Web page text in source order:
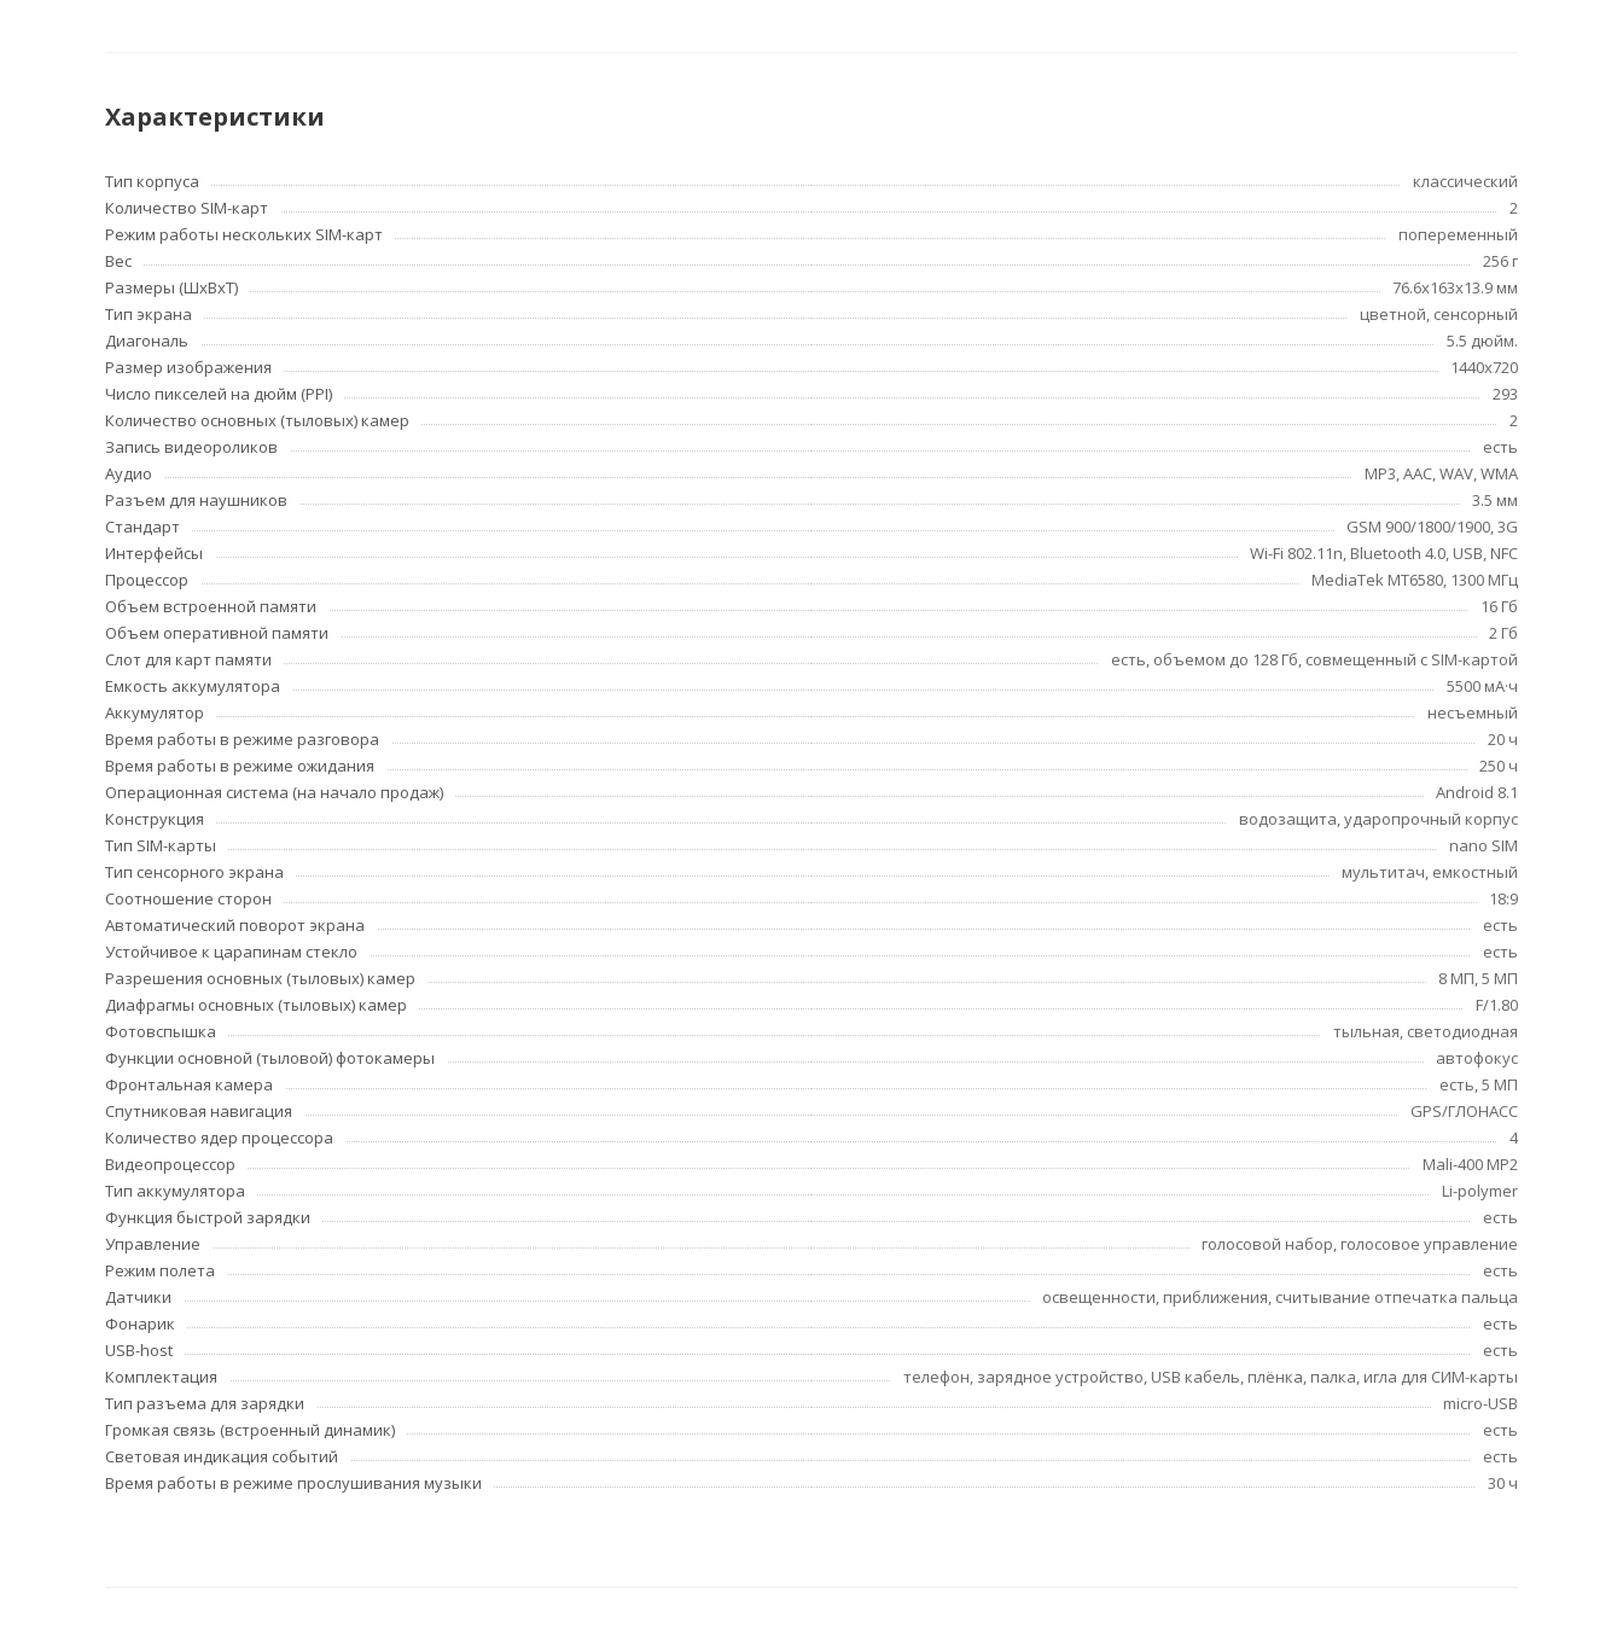
Характеристики
Тип корпуса
классический
Количество SIM-карт
2
Режим работы нескольких SIM-карт
попеременный
Вес
256 г
Размеры (ШxВxТ)
76.6x163x13.9 мм
Тип экрана
цветной, сенсорный
Диагональ
5.5 дюйм.
Размер изображения
1440x720
Число пикселей на дюйм (PPI)
293
Количество основных (тыловых) камер
2
Запись видеороликов
есть
Аудио
MP3, AAC, WAV, WMA
Разъем для наушников
3.5 мм
Стандарт
GSM 900/1800/1900, 3G
Интерфейсы
Wi-Fi 802.11n, Bluetooth 4.0, USB, NFC
Процессор
MediaTek MT6580, 1300 МГц
Объем встроенной памяти
16 Гб
Объем оперативной памяти
2 Гб
Слот для карт памяти
есть, объемом до 128 Гб, совмещенный с SIM-картой
Емкость аккумулятора
5500 мА·ч
Аккумулятор
несъемный
Время работы в режиме разговора
20 ч
Время работы в режиме ожидания
250 ч
Операционная система (на начало продаж)
Android 8.1
Конструкция
водозащита, ударопрочный корпус
Тип SIM-карты
nano SIM
Тип сенсорного экрана
мультитач, емкостный
Соотношение сторон
18:9
Автоматический поворот экрана
есть
Устойчивое к царапинам стекло
есть
Разрешения основных (тыловых) камер
8 МП, 5 МП
Диафрагмы основных (тыловых) камер
F/1.80
Фотовспышка
тыльная, светодиодная
Функции основной (тыловой) фотокамеры
автофокус
Фронтальная камера
есть, 5 МП
Спутниковая навигация
GPS/ГЛОНАСС
Количество ядер процессора
4
Видеопроцессор
Mali-400 MP2
Тип аккумулятора
Li-polymer
Функция быстрой зарядки
есть
Управление
голосовой набор, голосовое управление
Режим полета
есть
Датчики
освещенности, приближения, считывание отпечатка пальца
Фонарик
есть
USB-host
есть
Комплектация
телефон, зарядное устройство, USB кабель, плёнка, палка, игла для СИМ-карты
Тип разъема для зарядки
micro-USB
Громкая связь (встроенный динамик)
есть
Световая индикация событий
есть
Время работы в режиме прослушивания музыки
30 ч